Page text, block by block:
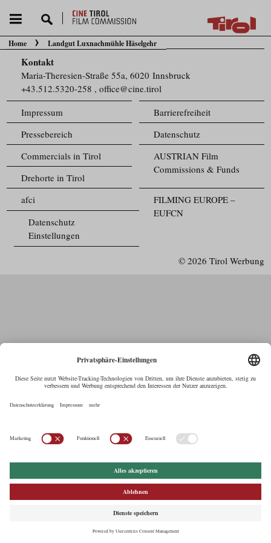
Sie befinden sich hier:
Home Landgut Luxnachmühle Häselgehr
Kontakt
Maria-Theresien-Straße 55a, 6020 Innsbruck
+43.512.5320-258 ,office@cine.tirol
Impressum
Barrierefreiheit
Pressebereich
Datenschutz
Commercials in Tirol
AUSTRIAN Film
Commissions & Funds
Drehorte in Tirol
FILMING EUROPE –
EUFCN
afci
Datenschutz
Einstellungen
© 2026 Tirol Werbung